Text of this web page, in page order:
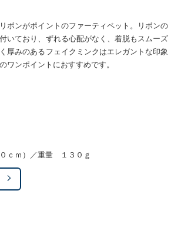
ボンがポイントのファーティペット。リボンの
いており、ずれる心配がなく、着脱もスムーズ
厚みのあるフェイクミンクはエレガントな印象
ワンポイントにおすすめです。
ｃｍ）／重量 １３０ｇ